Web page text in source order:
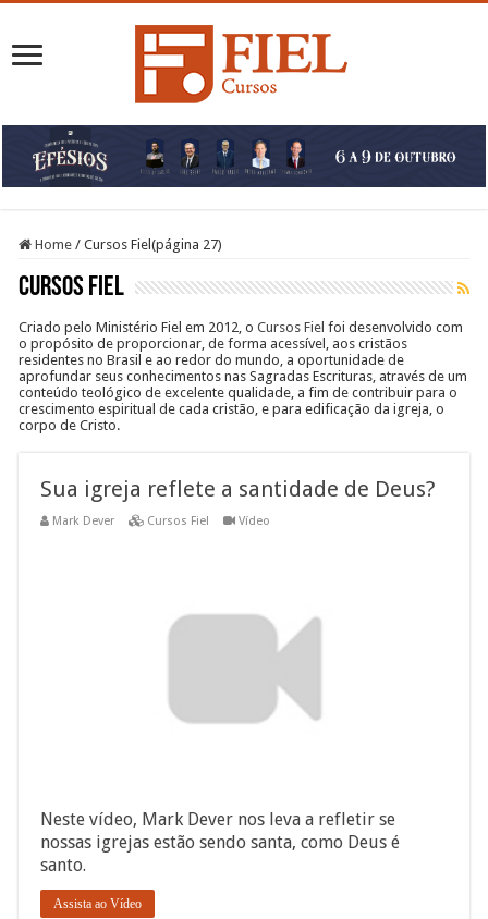
Home / Cursos Fiel(página 27)
Cursos Fiel
Criado pelo Ministério Fiel em 2012, oCursos Fiel foi desenvolvido com
o propósito de proporcionar, de forma acessível, aos cristãos
residentes no Brasil e ao redor do mundo, a oportunidade de
aprofundar seus conhecimentos nas Sagradas Escrituras, através de um
conteúdo teológico de excelente qualidade, a fim de contribuir para o
crescimento espiritual de cada cristão, e para edificação da igreja, o
corpo de Cristo.
Sua igreja reflete a santidade de Deus?
Mark Dever Cursos Fiel Vídeo
Neste vídeo, Mark Dever nos leva a refletir se
nossas igrejas estão sendo santa, como Deus é
santo.
Assista ao Vídeo